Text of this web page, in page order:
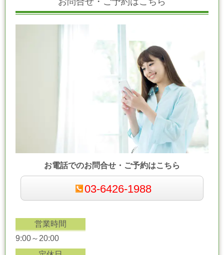
お電話でのお問合せ・ご予約はこちら
03-6426-1988
営業時間
9:00～20:00